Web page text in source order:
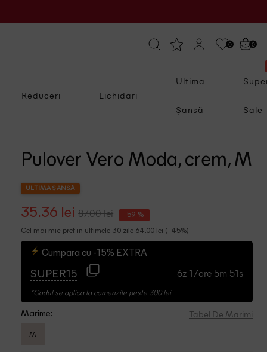
0 0
Reduceri Lichidari
Ultima
Șansă Sale
Pulover Vero Moda, crem, M
ULTIMA ȘANSĂ
35.36 lei 87.00 lei -59 %
Cel mai mic pret in ultimele 30 zile 64.00 lei ( -45%)
Cumpara cu -15% EXTRA
SUPER15 6z 17ore 5m 50s
*Codul se aplica la comenzile peste 300 lei
Marime: Tabel De Marimi
M